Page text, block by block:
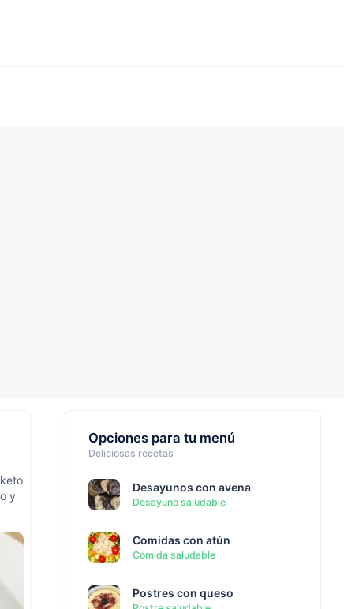
y
Opciones para tu menú
Deliciosas recetas
Desayunos con avena
Desayuno saludable
Comidas con atún
Comida saludable
Postres con queso